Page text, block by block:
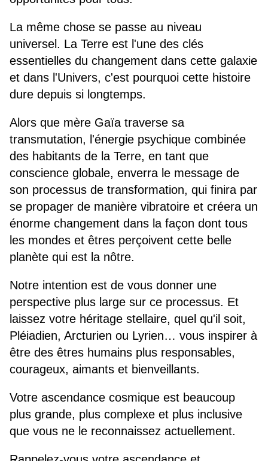
La même chose se passe au niveau
universel. La Terre est l'une des clés
essentielles du changement dans cette galaxie
et dans l'Univers, c'est pourquoi cette histoire
dure depuis si longtemps.
Alors que mère Gaïa traverse sa
transmutation, l'énergie psychique combinée
des habitants de la Terre, en tant que
conscience globale, enverra le message de
son processus de transformation, qui finira par
se propager de manière vibratoire et créera un
énorme changement dans la façon dont tous
les mondes et êtres perçoivent cette belle
planète qui est la nôtre.
Notre intention est de vous donner une
perspective plus large sur ce processus. Et
laissez votre héritage stellaire, quel qu'il soit,
Pléiadien, Arcturien ou Lyrien… vous inspirer à
être des êtres humains plus responsables,
courageux, aimants et bienveillants.
Votre ascendance cosmique est beaucoup
plus grande, plus complexe et plus inclusive
que vous ne le reconnaissez actuellement.